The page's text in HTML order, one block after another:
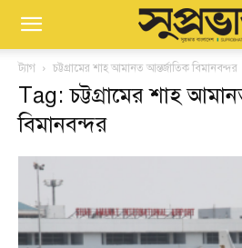
ট্যাগ চট্টগ্রামের শাহ আমানত আন্তর্জাতিক বিমানবন্দর
Tag: চট্টগ্রামের শাহ
বিমানবন্দর